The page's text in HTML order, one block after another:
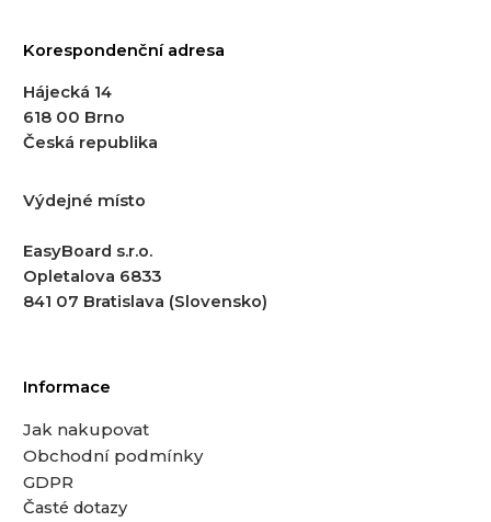
Korespondenční adresa
Hájecká 14
618 00 Brno
Česká republika
Výdejné místo
EasyBoard s.r.o.
Opletalova 6833
841 07 Bratislava (Slovensko)
Informace
Jak nakupovat
Obchodní podmínky
GDPR
Časté dotazy